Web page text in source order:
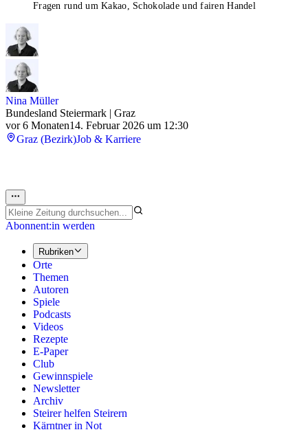
Fragen rund um Kakao, Schokolade und fairen Handel
Nina Müller
Bundesland Steiermark | Graz
vor 6 Monaten14. Februar 2026 um 12:30
Graz (Bezirk)Job & Karriere
Abonnent:in werden
Rubriken
Orte
Themen
Autoren
Spiele
Podcasts
Videos
Rezepte
E-Paper
Club
Gewinnspiele
Newsletter
Archiv
Steirer helfen Steirern
Kärntner in Not